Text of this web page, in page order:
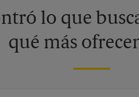
lo que
qué más